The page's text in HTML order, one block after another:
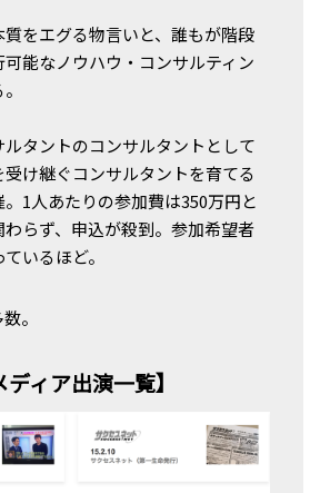
をエグる物言いと、誰もが階段
能なノウハウ・コンサルティン
タントのコンサルタントとして
け継ぐコンサルタントを育てる
1人あたりの参加費は350万円と
らず、申込が殺到。参加希望者
いるほど。
。
ディア出演一覧】